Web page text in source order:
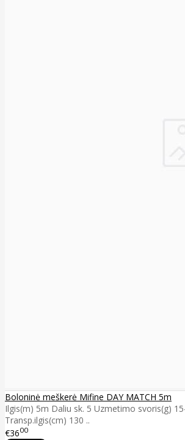
Boloninė meškerė Mifine DAY MATCH 5m
Ilgis(m) 5m Daliu sk. 5 Uzmetimo svoris(g)
Transp.ilgis(cm) 130 ..
€3600